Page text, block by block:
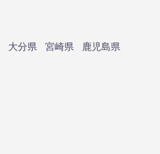
大分県 宮崎県
鹿児島県